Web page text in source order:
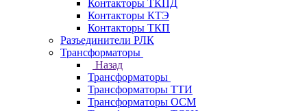
Контакторы ТКПД
Контакторы КТЭ
Контакторы ТКП
Разъединители РЛК
Трансформаторы
Назад
Трансформаторы
Трансформаторы ТТИ
Трансформаторы ОСМ